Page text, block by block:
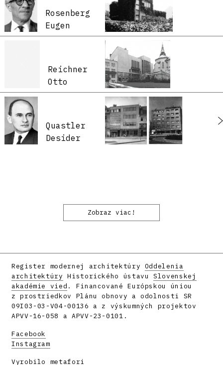
Rosenberg
Eugen
Reichner
Otto
Quastler
Desider
Zobraz viac!
Register modernej architektúry Oddelenia
architektúry Historického ústavuSlovenskej
akadémie vied . Financované Európskou úniou
z prostriedkov Plánu obnovy a odolnosti SR
09I03-03-V04-00136 a z výskumných projektov
APVV-16-058 a APVV-23-0101.
Facebook
Instagram
Vyrobilo metafori